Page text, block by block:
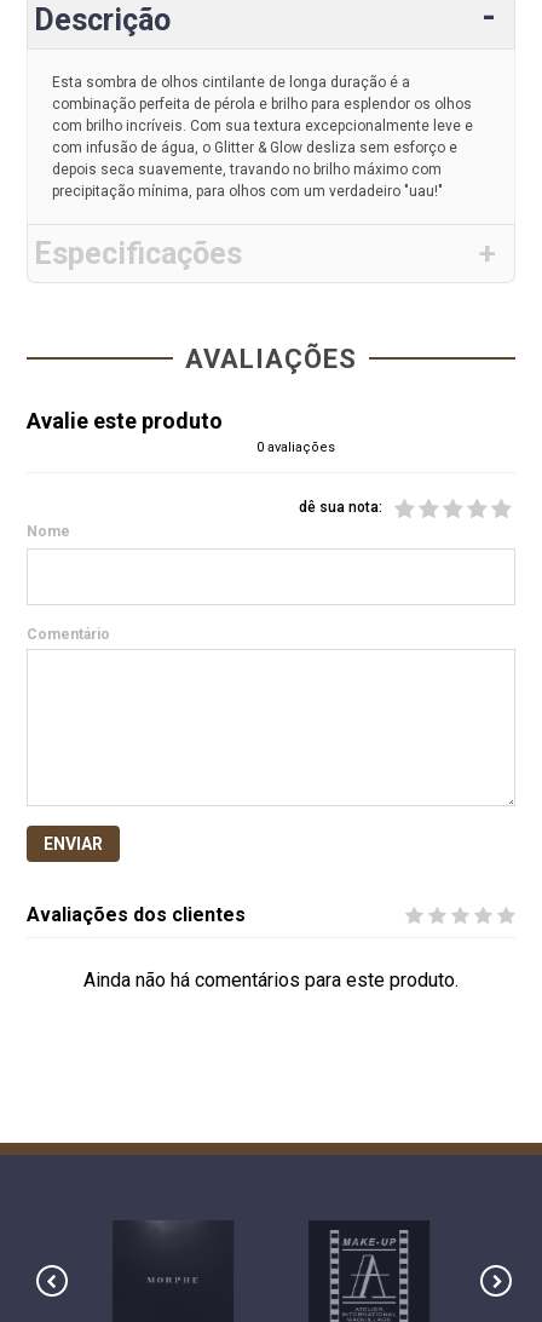
Descrição
Esta sombra de olhos cintilante de longa duração é a
combinação perfeita de pérola e brilho para esplendor os olhos
com brilho incríveis. Com sua textura excepcionalmente leve e
com infusão de água, o Glitter & Glow desliza sem esforço e
depois seca suavemente, travando no brilho máximo com
precipitação mínima, para olhos com um verdadeiro "uau!"
Especificações
AVALIAÇÕES
Avalie este produto
0 avaliações
dê sua nota:
Nome
Comentário
ENVIAR
Avaliações dos clientes
Ainda não há comentários para este produto.